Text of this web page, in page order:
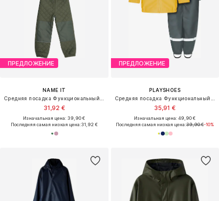
ПРЕДЛОЖЕНИЕ
NAME IT
31,92 €
Изначальная цена: 39,90 €
Последняя самая низкая цена:31,92 €
ПРЕДЛОЖЕНИЕ
PLAYSHOES
35,91 €
Изначальная цена: 49,90 €
Последняя самая низкая цена:39,90 €-10%